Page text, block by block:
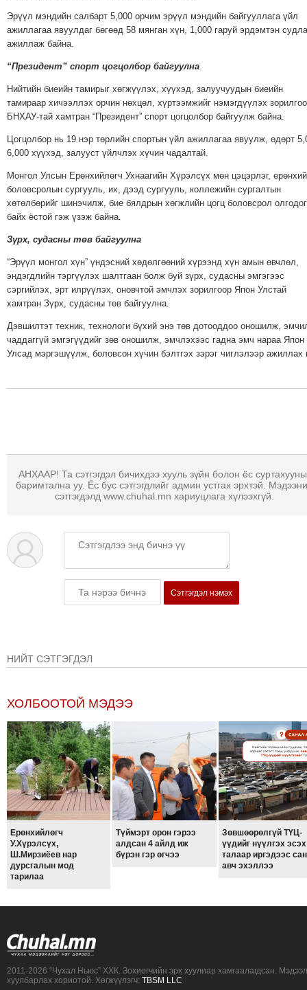
Эрүүл мэндийн салбарт 5,000 орчим эрүүл мэндийн байгууллага үйл
ажиллагаа явуулдаг бөгөөд 58 мянган хүн, 1,000 гаруй эрдэмтэн
ажиллаж байна.
“Президент” спорт цогцолбор байгуулна
Нийтийн биеийн тамирыг хөгжүүлэх, хүүхэд, залуучуудын биеийн
тамираар хичээллэх орчин нөхцөл, хүртээмжийг нэмэгдүүлэх
БНХАУ-тай хамтран “Президент” спорт цогцолбор байгуулж байна.
Цогцолбор нь 19 нэр төрлийн спортын үйл ажиллагаа явуулж, өдөрт
6,000 хүүхэд, залууст үйлчлэх хүчин чадалтай.
Монгол Улсын Ерөнхийлөгч Ухнаагийн Хүрэлсүх мөн цэцэрлэг, ерөнхий
боловсролын сургууль, их, дээд сургууль, коллежийн сургалтын
хөтөлбөрийг шинэчилж, бие бялдрын хөгжлийн цогц боловсрол олгодог
байх ёстой гэж үзэж байна.
Зүрх, судасны төв байгуулна
“Эрүүл монгол хүн” үндэсний хөдөлгөөний хүрээнд хүн амын өвчлөл,
эндэгдлийн тэргүүлэх шалтгаан болж буй зүрх, судасны эмгэгээс
сэргийлэх, эрт илрүүлэх, оновчтой эмчлэх зорилгоор Япон Улстай
хамтран Зүрх, судасны төв байгуулна.
Дэвшилтэт техник, технологи бүхий энэ төв дотооддоо оношилж,
чаддаггүй эмгэгүүдийг зөв оношилж, эмчлэхээс гадна эмч нараа Япон
Улсад мэргэшүүлж, боловсон хүчин бэлтгэх зэрэг чиглэлээр
АНХААР! Та сэтгэгдэл бичихдээ хууль зүйн болон ёс
баримтална уу. Ёс бус сэтгэгдлийг админ устгах эрхтэй.
сэтгэгдэлд www.chuhal.mn хариуцлага хүлээхгүй.
Сэтгэгдэл нэмэх
НИЙТ СЭТГЭГДЭЛ
ХОЛБООТОЙ МЭДЭЭ
Ерөнхийлөгч
У.Хүрэлсүх,
Ш.Мирзиёев нар
дурсгалын мод
тарилаа
Түймэрт орон гэрээ
алдсан 4 айлд иж
бүрэн гэр өгчээ
Зөвшөөрөлгүй ТҮЦ-
үүдийг нүүлгэх эсэх
талаар иргэдээс
авч эхэллээ
2011-2026 “Чухал Ньюс” ХХК. Зохиогчийн эрх хуулиар хамгаалагдсан.
хуулбарлах хориотой. Хөгжүүлэгч: TBSM LLC